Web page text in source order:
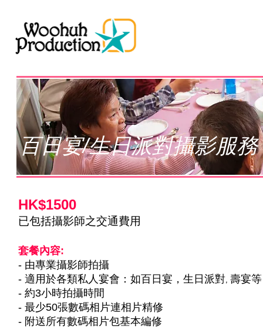
套餐內容:
- 由專業攝影師拍攝
- 適用於各類私人宴會：如百日宴，生日派對, 壽宴
- 約3小時拍攝時間
- 最少50張數碼相片連相片精修
- 附送所有數碼相片包基本編修
HK$1500
已包括攝影師之交通費用
百日宴/生日派對攝影服務